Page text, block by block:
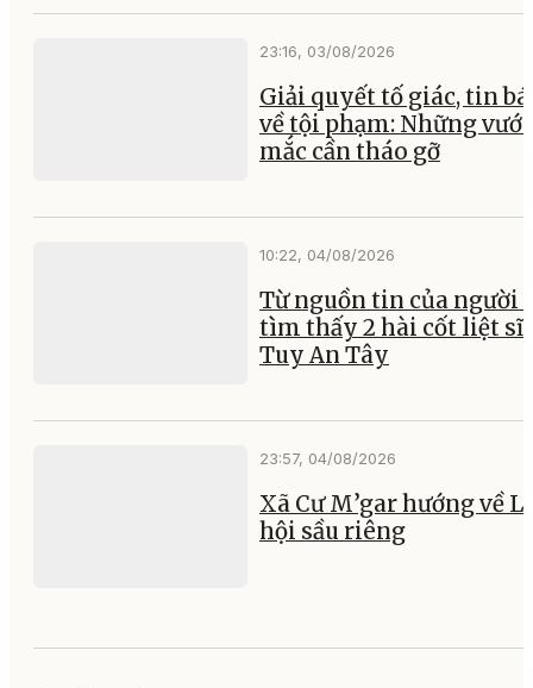
23:16, 03/08/2026
Giải quyết tố giác, tin
về tội phạm: Những
mắc cần tháo gỡ
10:22, 04/08/2026
Từ nguồn tin của người
tìm thấy 2 hài cốt liệt sĩ
Tuy An Tây
23:57, 04/08/2026
Xã Cư M’gar hướng về
hội sầu riêng